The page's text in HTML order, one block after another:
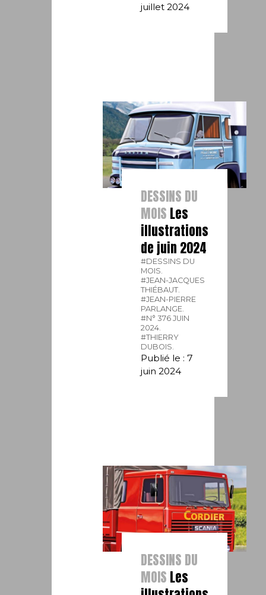
juillet 2024
DESSINS DU
MOIS Les
illustrations
de juin 2024
#DESSINS DU
MOIS.
#JEAN-JACQUES
THIÉBAUT.
#JEAN-PIERRE
PARLANGE.
#N° 376 JUIN
2024.
#THIERRY
DUBOIS.
Publié le : 7
juin 2024
DESSINS DU
MOIS Les